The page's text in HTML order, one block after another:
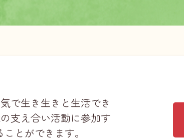
で生き生きと生活でき
支え合い活動に参加す
とができます。